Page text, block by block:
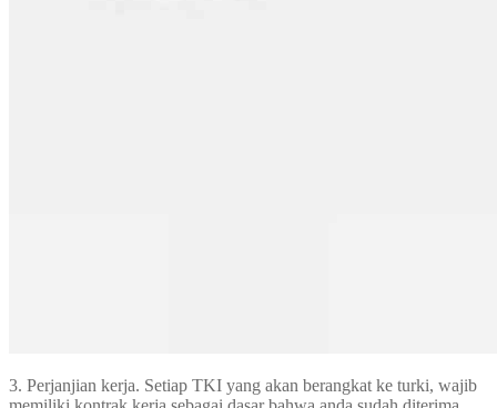
3. Perjanjian kerja. Setiap TKI yang akan berangkat ke turki, wajib